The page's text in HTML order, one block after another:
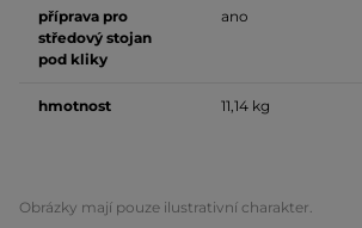
příprava pro
středový stojan
pod kliky
ano
hmotnost 11,14 kg
Obrázky mají pouze ilustrativní charakter.